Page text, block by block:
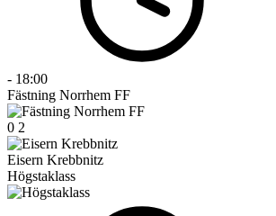
- 18:00
Fästning Norrhem FF
0 2
Eisern Krebbnitz
Högstaklass